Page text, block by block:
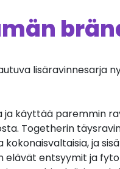
lisäravinnesarja
käyttää paremmin
Togetherin
ja
elävät entsyymit ja